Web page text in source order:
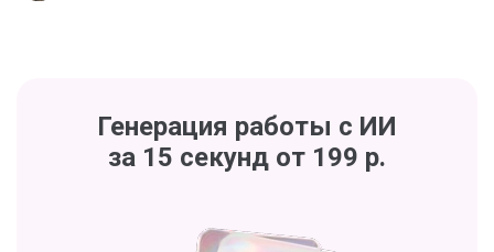
Генерация работы с ИИ
за 15 секунд от 199 р.